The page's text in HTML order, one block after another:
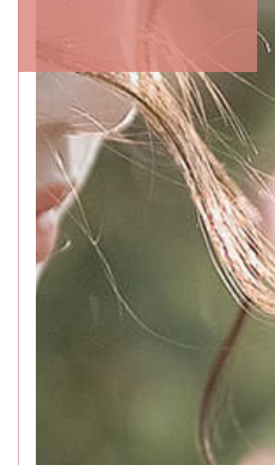
MOMOKO
GALLERY